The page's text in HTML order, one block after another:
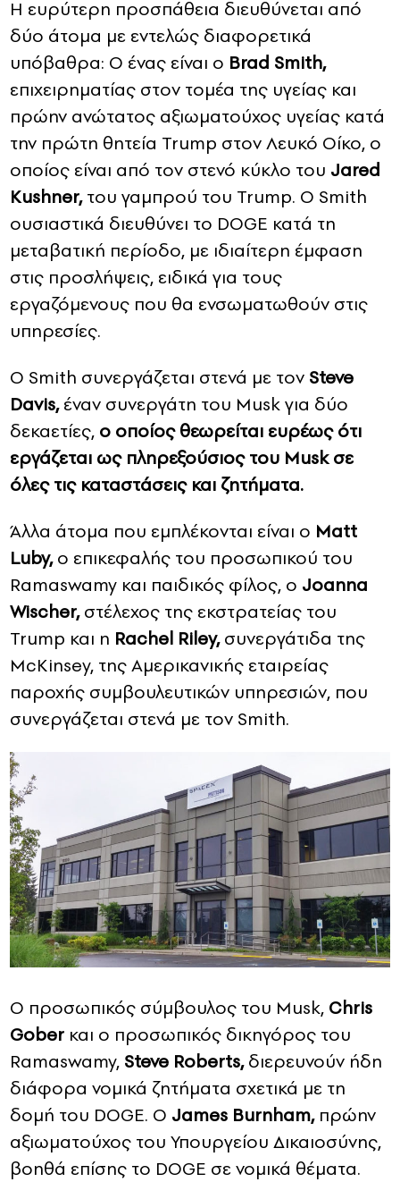
Η ευρύτερη προσπάθεια διευθύνεται από
δύο άτομα με εντελώς διαφορετικά
υπόβαθρα: Ο ένας είναι ο Brad Smith,
επιχειρηματίας στον τομέα της υγείας και
πρώην ανώτατος αξιωματούχος υγείας κατά
την πρώτη θητεία Trump στον Λευκό Οίκο, ο
οποίος είναι από τον στενό κύκλο του Jared
Kushner,του γαμπρού του Trump. Ο Smith
ουσιαστικά διευθύνει το DOGE κατά τη
μεταβατική περίοδο, με ιδιαίτερη έμφαση
στις προσλήψεις, ειδικά για τους
εργαζόμενους που θα ενσωματωθούν στις
υπηρεσίες.
Ο Smith συνεργάζεται στενά με τον Steve
Davis,έναν συνεργάτη του Musk για δύο
δεκαετίες, ο οποίος θεωρείται ευρέως ότι
εργάζεται ως πληρεξούσιος του Musk σε
όλες τις καταστάσεις και ζητήματα.
Άλλα άτομα που εμπλέκονται είναι ο Matt
Luby,ο επικεφαλής του προσωπικού του
Ramaswamy και παιδικός φίλος, o Joanna
Wischer,στέλεχος της εκστρατείας του
Trump και η Rachel Riley,συνεργάτιδα της
McKinsey, της Αμερικανικής εταιρείας
παροχής συμβουλευτικών υπηρεσιών, που
συνεργάζεται στενά με τον Smith.
Ο προσωπικός σύμβουλος του Musk, Chris
Gober και ο προσωπικός δικηγόρος του
Ramaswamy, Steve Roberts,διερευνούν ήδη
διάφορα νομικά ζητήματα σχετικά με τη
δομή του DOGE. Ο James Burnham,πρώην
αξιωματούχος του Υπουργείου Δικαιοσύνης,
βοηθά επίσης το DOGE σε νομικά θέματα.